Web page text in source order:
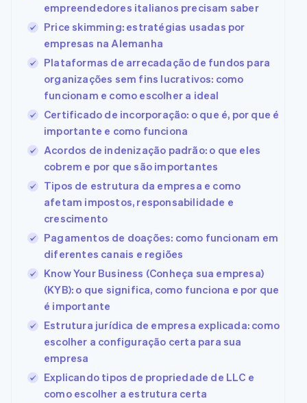
empreendedores italianos precisam saber
Price skimming: estratégias usadas por
empresas na Alemanha
Plataformas de arrecadação de fundos para
organizações sem fins lucrativos: como
funcionam e como escolher a ideal
Certificado de incorporação: o que é, por que é
importante e como funciona
Acordos de indenização padrão: o que eles
cobrem e por que são importantes
Tipos de estrutura da empresa e como
afetam impostos, responsabilidade e
crescimento
Pagamentos de doações: como funcionam em
diferentes canais e regiões
Know Your Business (Conheça sua empresa)
(KYB): o que significa, como funciona e por que
é importante
Estrutura jurídica de empresa explicada: como
escolher a configuração certa para sua
empresa
Explicando tipos de propriedade de LLC e
como escolher a estrutura certa